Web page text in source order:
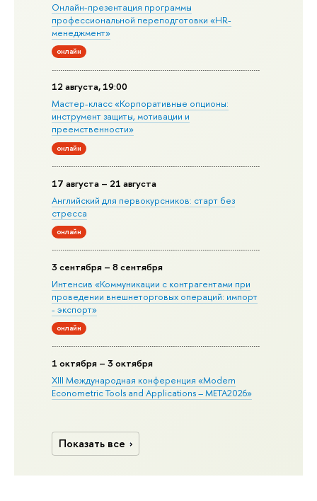
Онлайн-презентация программы
профессиональной переподготовки «HR-
менеджмент»
онлайн
12 августа, 19:00
Мастер-класс «Корпоративные опционы:
инструмент защиты, мотивации и
преемственности»
онлайн
17 августа – 21 августа
Английский для первокурсников: старт без
стресса
онлайн
3 сентября – 8 сентября
Интенсив «Коммуникации с контрагентами при
проведении внешнеторговых операций: импорт
- экспорт»
онлайн
1 октября – 3 октября
XIII Международная конференция «Modern
Econometric Tools and Applications – META2026»
Показать все